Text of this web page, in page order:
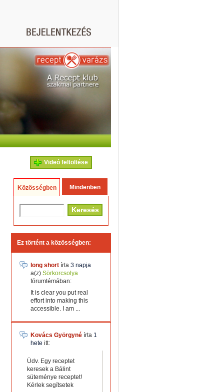
Videó feltöltése
Közösségben Mindenben
Ez történt a közösségben:
long short írta 3 napja
a(z) Sörkorcsolya
fórumtémában:
It is clear you put real
effort into making this
accessible. I am ...
Kovács Györgyné írta 1
hete itt:
Üdv. Egy receptet
keresek a Bálint
süteménye receptet!
Kérlek segítsetek